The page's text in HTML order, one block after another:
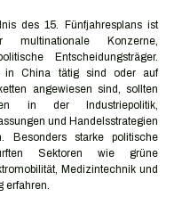
des 15. Fünfjahresplans ist
multinationale Konzerne,
Entscheidungsträger.
in China tätig sind oder auf
angewiesen sind, sollten
in der Industriepolitik,
und Handelsstrategien
Besonders starke politische
Sektoren wie grüne
Medizintechnik und
erfahren.